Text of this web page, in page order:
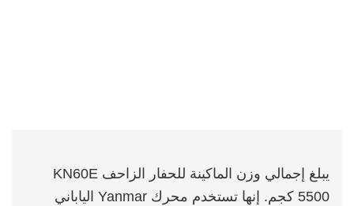
يبلغ إجمالي وزن الماكينة للحفار الزاحف KN60E
5500 كجم. إنها تستخدم محرك Yanmar الياباني